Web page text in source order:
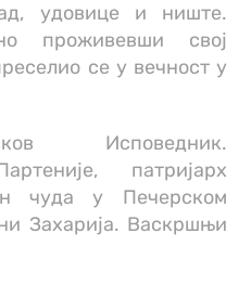
удовице и ниште.
проживевши свој
се у вечност у
Исповедник.
патријарх
чуда у Печерском
Захарија. Васкршњи